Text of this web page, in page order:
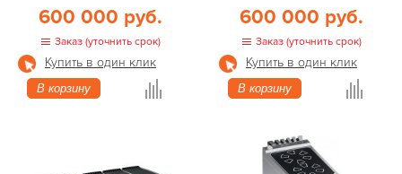
600 000 руб.
Заказ (уточнить срок)
Купить в один клик
В корзину
600 000 руб.
Заказ (уточнить срок)
Купить в один клик
В корзину